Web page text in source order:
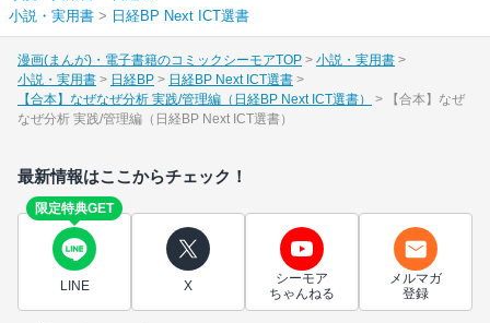
小説・実用書 > 日経BP Next ICT選書
漫画(まんが)・電子書籍のコミックシーモアTOP
小説・実用書
小説・実用書
日経BP
日経BP Next ICT選書
【合本】なぜなぜ分析 実践/管理編（日経BP Next ICT選書）
【合本】なぜ
なぜ分析 実践/管理編（日経BP Next ICT選書）
最新情報はここからチェック！
限定特典GET
LINE X
シーモア
ちゃんねる
メルマガ
登録